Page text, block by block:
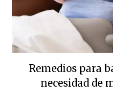
Remedios para
necesidad de